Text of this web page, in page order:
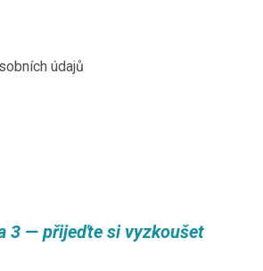
údajů
3 — přijeďte si vyzkoušet